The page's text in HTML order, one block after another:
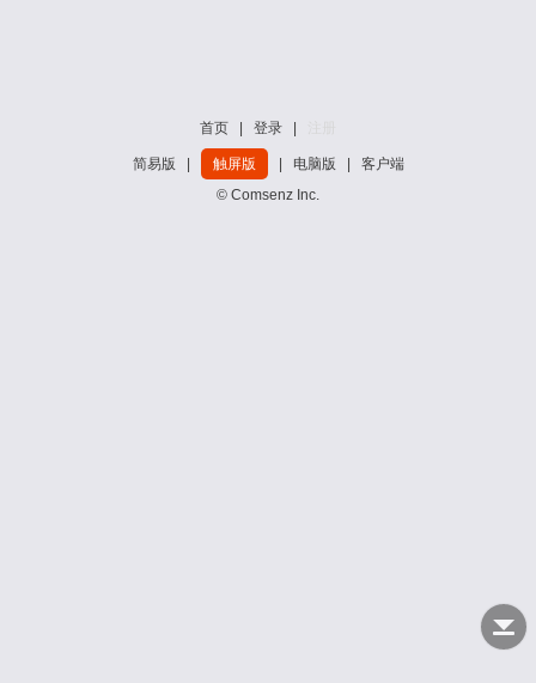
首页 登录
简易版 触屏版 电脑版
客户端
© Comsenz Inc.